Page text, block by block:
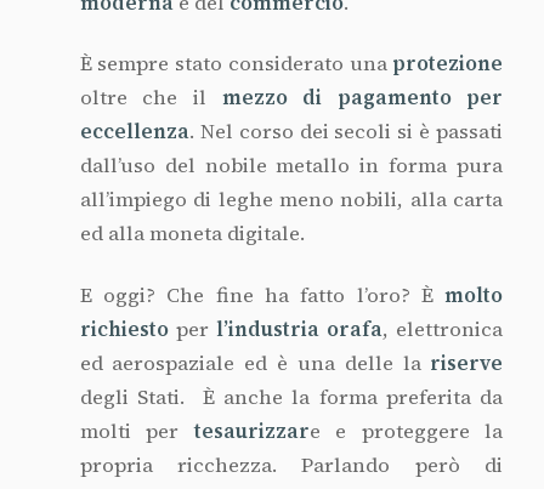
una domanda:
l’oro è davvero un buon
investimento?